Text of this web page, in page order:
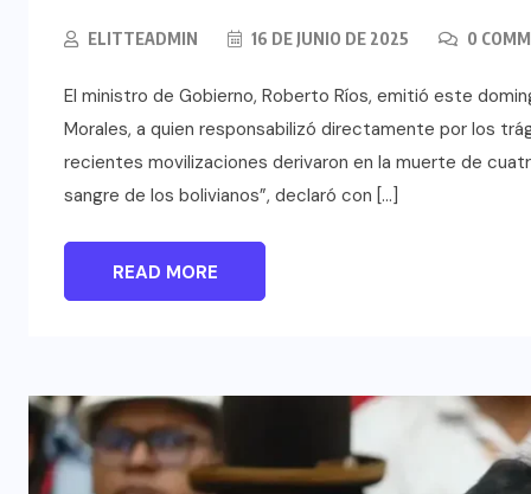
ELITTEADMIN 16 DE JUNIO DE 2025 0
El ministro de Gobierno, Roberto Ríos, emitió este
Morales, a quien responsabilizó directamente por los
recientes movilizaciones derivaron en la muerte de
sangre de los bolivianos”, declaró con […]
READ MORE